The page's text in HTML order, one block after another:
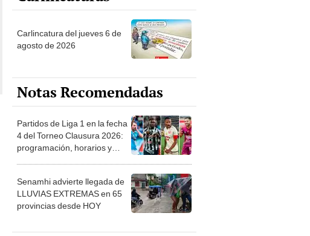
Carlincatura del jueves 6 de
agosto de 2026
Notas Recomendadas
Partidos de Liga 1 en la fecha
4 del Torneo Clausura 2026:
programación, horarios y
Senamhi advierte llegada de
LLUVIAS EXTREMAS en 65
provincias desde HOY